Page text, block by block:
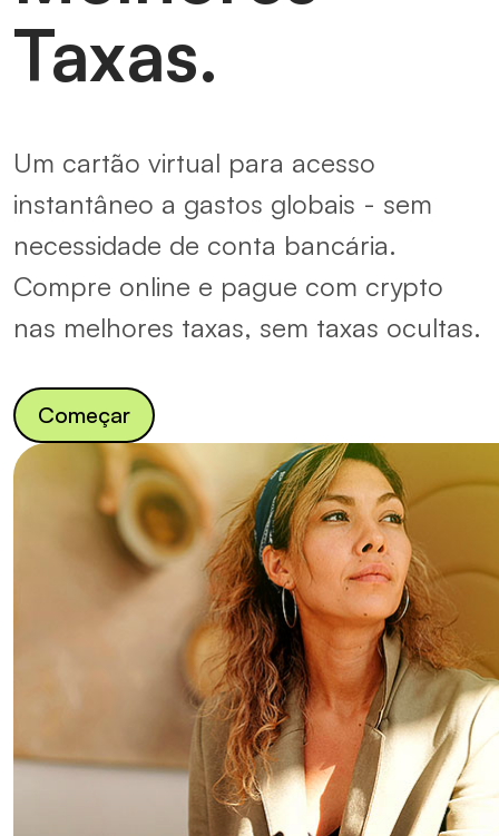
Taxas.
Um cartão virtual para acesso
instantâneo a gastos globais - sem
necessidade de conta bancária.
Compre online e pague com crypto
nas melhores taxas, sem taxas ocultas.
Começar